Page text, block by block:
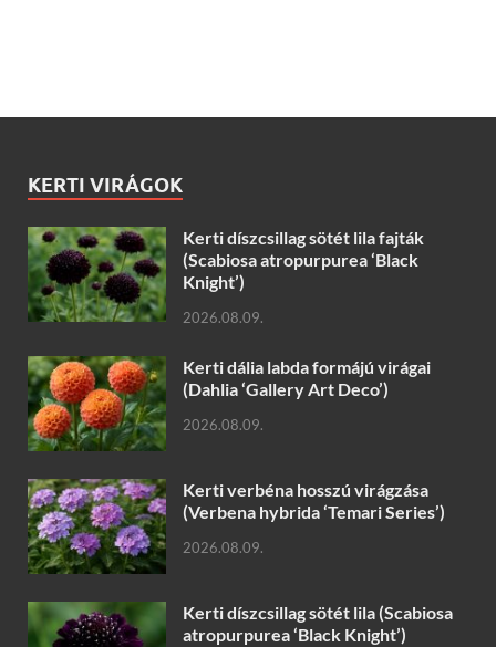
KERTI VIRÁGOK
Kerti díszcsillag sötét lila fajták
(Scabiosa atropurpurea ‘Black
Knight’)
2026.08.09.
Kerti dália labda formájú virágai
(Dahlia ‘Gallery Art Deco’)
2026.08.09.
Kerti verbéna hosszú virágzása
(Verbena hybrida ‘Temari Series’)
2026.08.09.
Kerti díszcsillag sötét lila (Scabiosa
atropurpurea ‘Black Knight’)